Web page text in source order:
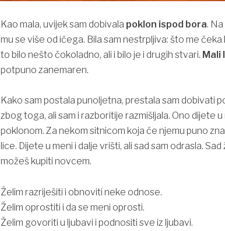
Kao mala, uvijek sam dobivala poklon ispod bora.
mu se više od ičega. Bila sam nestrpljiva: što me
to bilo nešto čokoladno, ali i bilo je i drugih stvari. Mali
potpuno zanemaren.
Kako sam postala punoljetna, prestala sam dobivati
zbog toga, ali sam i razboritije razmišljala. Ono dijete
poklonom. Za nekom sitnicom koja će njemu puno
lice. Dijete u meni i dalje vrišti, ali sad sam odrasla.
možeš kupiti novcem.
Želim razriješiti i obnoviti neke odnose.
Želim oprostiti i da se meni oprosti.
Želim govoriti u ljubavi i podnositi sve iz ljubavi.